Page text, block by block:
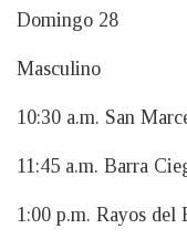
Domingo 28
Masculino
10:30 a.m. San
11:45 a.m. Barra
1:00 p.m. Rayos del